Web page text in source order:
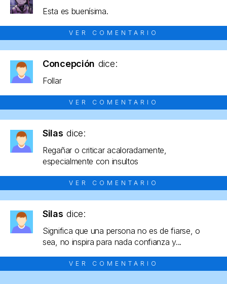
Esta es buenísima.
VER COMENTARIO
Concepción dice:
Follar
VER COMENTARIO
Silas dice:
Regañar o criticar acaloradamente,
especialmente con insultos
VER COMENTARIO
Silas dice:
Significa que una persona no es de fiarse, o
sea, no inspira para nada confianza y...
VER COMENTARIO